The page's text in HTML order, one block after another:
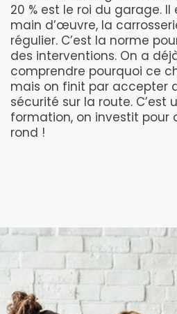
20 % est le roi du garage.
main d’œuvre, la
régulier. C’est la norme
des interventions. On a
comprendre pourquoi ce
mais on finit par accepter
sécurité sur la route. C’est
formation, on investit pour
rond !